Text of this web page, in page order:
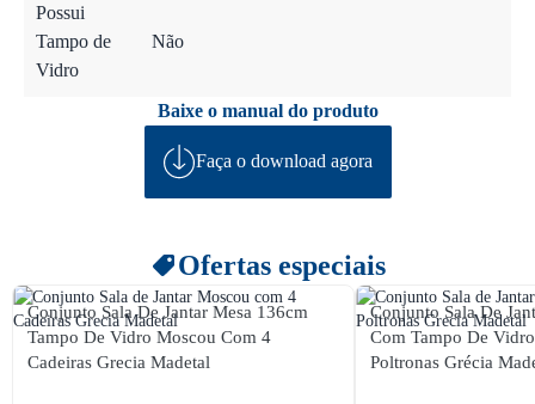
Possui
Tampo de
Vidro
Não
Baixe o manual do produto
Faça o download agora
Ofertas especiais
Conjunto Sala De Jantar Mesa 136cm
Tampo De Vidro Moscou Com 4
Cadeiras Grecia Madetal
Conjunto Sala De
Com Tampo De
Poltronas Grécia